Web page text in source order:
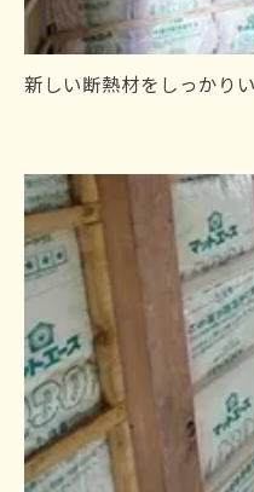
新しい断熱材をしっかりい